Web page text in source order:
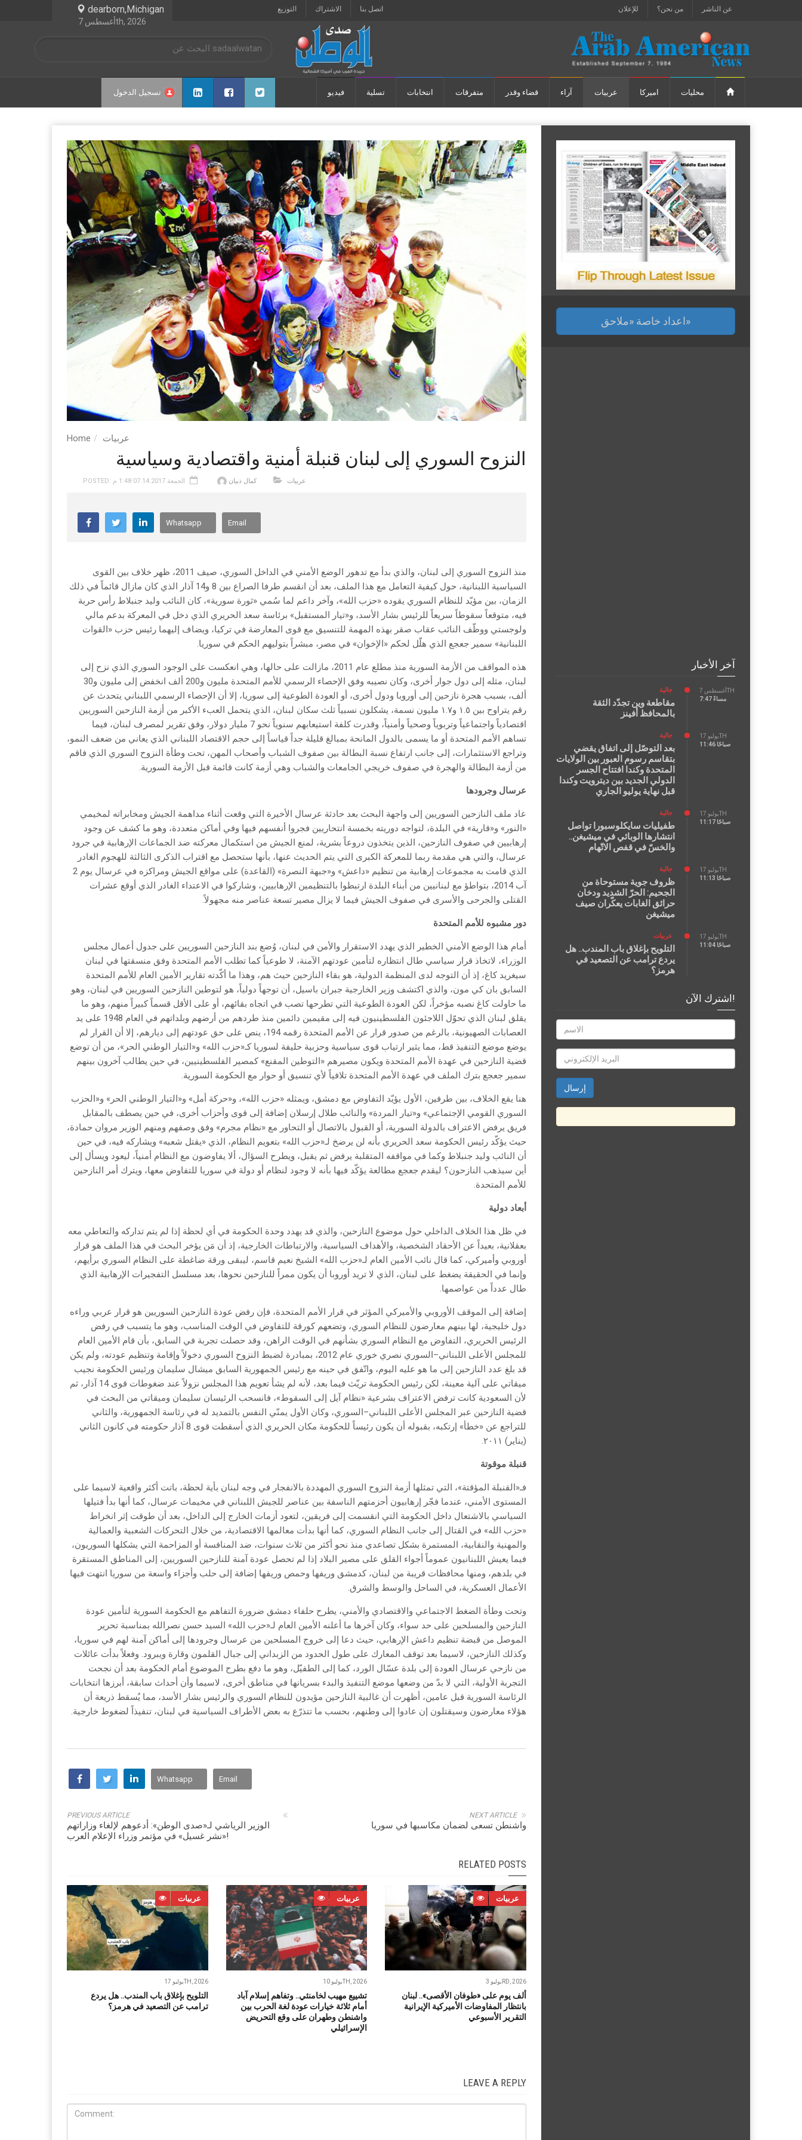
dearborn,Michigan
أغسطس 7th, 2026
اتصل بنا الاشتراك التوزيع عن الناشر من نحن؟ للإعلان
تسجيل الدخول محليات اميركا عربيات آراء قضاء وقدر متفرقات انتخابات تسلية فيديو
Home عربيات
النزوح السوري إلى لبنان قنبلة أمنية واقتصادية وسياسية
POSTED: الجمعة 07.14.2017 1:48 م كمال ذبيان عربيات
Whatsapp Email
منذ النزوح السوري إلى لبنان، والذي بدأ مع تدهور الوضع الأمني في الداخل السوري، صيف 2011، ظهر خلاف بين القوى
السياسية اللبنانية، حول كيفية التعامل مع هذا الملف، بعد أن انقسم طرفا الصراع بين 8 و14 آذار الذي كان مازال قائماً في ذلك
الزمان، بين مؤيّد للنظام السوري يقوده «حزب الله»، وآخر داعم لما سُمي «ثورة سورية»، كان النائب وليد جنبلاط رأس حربة
فيه، متوقعاً سقوطاً سريعاً للرئيس بشار الأسد، و«تيار المستقبل» برئاسة سعد الحريري الذي دخل في المعركة بدعم مالي
ولوجستي ووظّف النائب عقاب صقر بهذه المهمة للتنسيق مع قوى المعارضة في تركيا، ويضاف إليهما رئيس حزب «القوات
اللبنانية» سمير جعجع الذي هلّل لحكم «الإخوان» في مصر، مبشراً بتوليهم الحكم في سوريا.
هذه المواقف من الأزمة السورية منذ مطلع عام 2011، مازالت على حالها، وهي انعكست على الوجود السوري الذي نزح إلى
لبنان، مثله إلى دول جوار أخرى، وكان نصيبه وفق الإحصاء الرسمي للأمم المتحدة مليون و200 ألف انخفض إلى مليون و30
ألف، بسبب هجرة نازحين إلى أوروبا ودول أخرى، أو العودة الطوعية إلى سوريا، إلا أن الإحصاء الرسمي اللبناني يتحدث عن
رقم يتراوح بين ١.٥ و١.٧ مليون نسمة، يشكلون نسبياً ثلث سكان لبنان، الذي يتحمل العبء الأكبر من أزمة النازحين السوريين
اقتصادياً واجتماعياً وتربوياً وصحياً وأمنياً، وقدرت كلفة استيعابهم سنوياً نحو 7 مليار دولار، وفق تقرير لمصرف لبنان، فيما
تساهم الأمم المتحدة أو ما يسمى بالدول المانحة بمبالغ قليلة جداً قياساً إلى حجم الاقتصاد اللبناني الذي يعاني من ضعف النمو،
وتراجع الاستثمارات، إلى جانب ارتفاع نسبة البطالة بين صفوف الشباب وأصحاب المهن، تحت وطأة النزوح السوري الذي فاقم
من أزمة البطالة والهجرة في صفوف خريجي الجامعات والشباب وهي أزمة كانت قائمة قبل الأزمة السورية.
عرسال وجرودها
عاد ملف النازحين السوريين إلى واجهة البحث بعد حادثة عرسال الأخيرة التي وقعت أثناء مداهمة الجيش ومخابراته لمخيمي
«النور» و«قارية» في البلدة، لتواجه دوريته بخمسة انتحاريين فجروا أنفسهم فيها وفي أماكن متعددة، وهو ما كشف عن وجود
إرهابيين في صفوف النازحين، الذين يتخذون دروعاً بشرية، لمنع الجيش من استكمال معركته ضد الجماعات الإرهابية في جرود
عرسال، والتي هي مقدمة ربما للمعركة الكبرى التي يتم الحديث عنها، بأنها ستحصل مع اقتراب الذكرى الثالثة للهجوم الغادر
الذي قامت به مجموعات إرهابية من تنظيم «داعش» و«جبهة النصرة» (القاعدة) على مواقع الجيش ومراكزه في عرسال يوم 2
آب 2014، بتواطؤ مع لبنانيين من أبناء البلدة ارتبطوا بالتنظيمين الإرهابيين، وشاركوا في الاعتداء الغادر الذي أوقع عشرات
القتلى والجرحى والأسرى في صفوف الجيش فيما لا يزال مصير تسعة عناصر منه مجهولاً.
دور مشبوه للأمم المتحدة
أمام هذا الوضع الأمني الخطير الذي يهدد الاستقرار والأمن في لبنان، وُضع بند النازحين السوريين على جدول أعمال مجلس
الوزراء، لاتخاذ قرار سياسي طال انتظاره لتأمين عودتهم الآمنة، لا طوعياً كما تطلب الأمم المتحدة وفق منسقتها في لبنان
سيغريد كاغ، إذ أن التوجه لدى المنظمة الدولية، هو بقاء النازحين حيث هم، وهذا ما أكّدته تقارير الأمين العام للأمم المتحدة
السابق بان كي مون، والذي اكتشف وزير الخارجية جبران باسيل، أن توجهاً دولياً، هو لتوطين النازحين السوريين في لبنان، وهو
ما حاولت كاغ نصبه مؤخراً، لكن العودة الطوعية التي تطرحها تصب في اتجاه بقائهم، أو على الأقل قسماً كبيراً منهم، وهو ما
يقلق لبنان الذي تحوّل اللاجئون الفلسطينيون فيه إلى مقيمين دائمين منذ طردهم من أرضهم وبلداتهم في العام 1948 على يد
العصابات الصهيونية، بالرغم من صدور قرار عن الأمم المتحدة رقمه 194، ينص على حق عودتهم إلى ديارهم، إلا أن القرار لم
يوضع موضع التنفيذ قط، مما يثير ارتياب قوى سياسية وحزبية حليفة لسوريا كـ«حزب الله» و«التيار الوطني الحر»، من أن توضع
قضية النازحين في عهدة الأمم المتحدة ويكون مصيرهم «التوطين المقنع» كمصير الفلسطينيين، في حين يطالب آخرون بينهم
سمير جعجع بترك الملف في عهدة الأمم المتحدة تلافياً لأي تنسيق أو حوار مع الحكومة السورية.
هنا يقع الخلاف، بين طرفين، الأول يؤيّد التفاوض مع دمشق، ويمثله «حزب الله»، و«حركة أمل» و«التيار الوطني الحر» و«الحزب
السوري القومي الإجتماعي» و«تيار المردة» والنائب طلال إرسلان إضافة إلى قوى وأحزاب أخرى، في حين يصطف بالمقابل
فريق يرفض الاعتراف بالدولة السورية، أو القبول بالاتصال أو التحاور مع «نظام مجرم» وفق وصفهم ومنهم الوزير مروان حمادة،
حيث يؤكّد رئيس الحكومة سعد الحريري بأنه لن يرضخ لـ«حزب الله» بتعويم النظام، الذي «يقتل شعبه» ويشاركه فيه، في حين
أن النائب وليد جنبلاط وكما في مواقفه المتقلبة يرفض ثم يقبل، ويطرح السؤال، ألا يفاوضون مع النظام أمنياً، ليعود ويسأل إلى
أين سيذهب النازحون؟ ليقدم جعجع مطالعة يؤكّد فيها بأنه لا وجود لنظام أو دولة في سوريا للتفاوض معها، ويترك أمر النازحين
للأمم المتحدة.
أبعاد دولية
في ظل هذا الخلاف الداخلي حول موضوع النازحين، والذي قد يهدد وحدة الحكومة في أي لحظة إذا لم يتم تداركه والتعاطي معه
بعقلانية، بعيداً عن الأحقاد الشخصية، والأهداف السياسية، والارتباطات الخارجية، إذ أن مَن يؤخر البحث في هذا الملف هو قرار
أوروبي وأميركي، كما قال نائب الأمين العام لـ«حزب الله» الشيخ نعيم قاسم، ليبقى ورقة ضاغطة على النظام السوري برأيهم،
وإنما في الحقيقة يضغط على لبنان، الذي لا تريد أوروبا أن يكون ممراً للنازحين نحوها، بعد مسلسل التفجيرات الإرهابية الذي
طال عدداً من عواصمها.
إضافة إلى الموقف الأوروبي والأميركي المؤثر في قرار الأمم المتحدة، فإن رفض عودة النازحين السوريين هو قرار عربي وراءه
دول خليجية، لها بينهم معارضون للنظام السوري، وتضعهم كورقة للتفاوض في الوقت المناسب، وهو ما يتسبب في رفض
الرئيس الحريري، التفاوض مع النظام السوري بشأنهم في الوقت الراهن، وقد حصلت تجربة في السابق، بأن قام الأمين العام
للمجلس الأعلى اللبناني–السوري نصري خوري عام 2012، بمبادرة لضبط النزوح السوري دخولاً وإقامة وتنظيم عودته، ولم يكن
قد بلغ عدد النازحين إلى ما هو عليه اليوم، واتّفق في حينه مع رئيس الجمهورية السابق ميشال سليمان ورئيس الحكومة نجيب
ميقاتي على آلية معينة، لكن رئيس الحكومة تريّث فيما بعد، لأنه لم يشأ تعويم هذا المجلس نزولاً عند ضغوطات قوى 14 آذار، ثم
لأن السعودية كانت ترفض الاعتراف بشرعية «نظام آيل إلى السقوط»، فانسحب الرئيسان سليمان وميقاتي من البحث في
قضية النازحين عبر المجلس الأعلى اللبناني–السوري، وكان الأول يمنّي النفس بالتمديد له في رئاسة الجمهورية، والثاني
للتراجع عن «خطأ» إرتكبه، بقبوله أن يكون رئيساً للحكومة مكان الحريري الذي أسقطت قوى 8 آذار حكومته في كانون الثاني
(يناير) ٢٠١١.
قنبلة موقوتة
فـ«القنبلة المؤقتة»، التي تمثلها أزمة النزوح السوري المهددة بالانفجار في وجه لبنان بأية لحظة، باتت أكثر واقعية لاسيما على
المستوى الأمني، عندما فجّر إرهابيون أحزمتهم الناسفة بين عناصر للجيش اللبناني في مخيمات عرسال، كما أنها بدأ فتيلها
السياسي بالاشتعال داخل الحكومة التي انقسمت إلى فريقين، لتعود أزمات الخارج إلى الداخل، بعد أن طوقت إثر انخراط
«حزب الله» في القتال إلى جانب النظام السوري، كما أنها بدأت معالمها الاقتصادية، من خلال التحركات الشعبية والعمالية
والمهنية والنقابية، المستمرة بشكل تصاعدي منذ نحو أكثر من ثلاث سنوات، ضد المنافسة أو المزاحمة التي يشكلها السوريون،
فيما يعيش اللبنانيون عموماً أجواء القلق على مصير البلاد إذا لم تحصل عودة آمنة للنازحين السوريين، إلى المناطق المستقرة
في بلدهم، ومنها محافظات قريبة من لبنان، كدمشق وريفها وحمص وريفها إضافة إلى حلب وأجزاء واسعة من سوريا انتهت فيها
الأعمال العسكرية، في الساحل والوسط والشرق.
وتحت وطأة الضغط الاجتماعي والاقتصادي والأمني، يطرح حلفاء دمشق ضرورة التفاهم مع الحكومة السورية لتأمين عودة
النازحين والمسلحين على حد سواء، وكان آخرها ما أعلنه الأمين العام لـ«حزب الله» السيد حسن نصرالله بمناسبة تحرير
الموصل من قبضة تنظيم داعش الإرهابي، حيث دعا إلى خروج المسلحين من عرسال وجرودها إلى أماكن آمنة لهم في سوريا،
وكذلك النازحين، لاسيما بعد توقف المعارك على طول الحدود من الزبداني إلى جبال القلمون وقارة ويبرود. وفعلاً بدأت عائلات
من نازحي عرسال العودة إلى بلدة عسّال الورد، كما إلى الطفيّل، وهو ما دفع بطرح الموضوع أمام الحكومة بعد أن نجحت
التجربة الأولية، التي لا بدّ من وضعها موضع التنفيذ والبدء بسريانها في مناطق أخرى، لاسيما وأن أحداث سابقة، أبرزها انتخابات
الرئاسة السورية قبل عامين، أظهرت أن غالبية النازحين مؤيدون للنظام السوري والرئيس بشار الأسد، مما يُسقط ذريعة أن
هؤلاء معارضون وسيقتلون إن عادوا إلى وطنهم، بحسب ما تتذرّع به بعض الأطراف السياسية في لبنان، تنفيذاً لضغوط خارجية.
Whatsapp Email
NEXT ARTICLE
واشنطن تسعى لضمان مكاسبها في سوريا
PREVIOUS ARTICLE
الوزير الرياشي لـ«صدى الوطن»: أدعوهم لإلغاء وزاراتهم
«نشر غسيل» في مؤتمر وزراء الإعلام العرب!
RELATED POSTS
عربيات
يوليو 17TH, 2026
التلويح بإغلاق باب المندب.. هل يردع
ترامب عن التصعيد في هرمز؟
عربيات
يوليو 10TH, 2026
تشييع مهيب لخامنئي.. وتفاهم إسلام آباد
أمام ثلاثة خيارات عودة لغة الحرب بين
واشنطن وطهران على وقع التحريض
الإسرائيلي
عربيات
يوليو 3RD, 2026
ألف يوم على «طوفان الأقصى».. لبنان
بانتظار المفاوضات الأميركية الإيرانية
التقرير الأسبوعي
LEAVE A REPLY
اعداد خاصة «ملاحق»
آخر الأخبار
أغسطس 7TH
7:47 مساءً
جالية
مقاطعة وين تجدّد الثقة
بالمحافظ أفينز
يوليو 17TH
11:46 صباحًا
جالية
بعد التوصّل إلى اتفاق يقضي
بتقاسم رسوم العبور بين الولايات
المتحدة وكندا افتتاح الجسر
الدولي الجديد بين ديترويت وكندا
قبل نهاية يوليو الجاري
يوليو 17TH
11:17 صباحًا
جالية
طفيليات سايكلوسبورا تواصل
انتشارها الوبائي في ميشيغن..
والخسّ في قفص الاتّهام
يوليو 17TH
11:13 صباحًا
جالية
ظروف جوية مستوحاة من
الجحيم: الحرّ الشديد ودخان
حرائق الغابات يعكّران صيف
ميشيغن
يوليو 17TH
11:04 صباحًا
عربيات
التلويح بإغلاق باب المندب.. هل
يردع ترامب عن التصعيد في
هرمز؟
اشترك الآن!